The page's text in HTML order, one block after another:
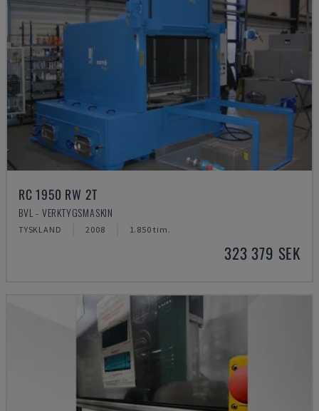
RC 1950 RW 2T
BVL - VERKTYGSMASKIN
TYSKLAND 2008 1.850 tim.
323 379 SEK